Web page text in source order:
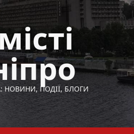
НОВИНИ, ПОДІЇ, БЛОГИ